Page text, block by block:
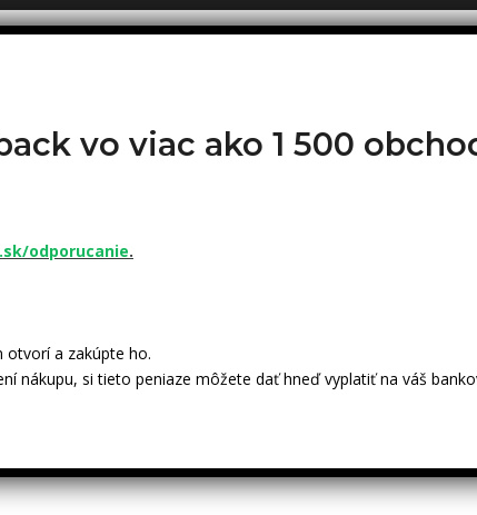
vo viac ako 1 500
odporucanie.
otvorí a zakúpte ho.
nákupu, si tieto peniaze môžete dať hneď vyplatiť na váš